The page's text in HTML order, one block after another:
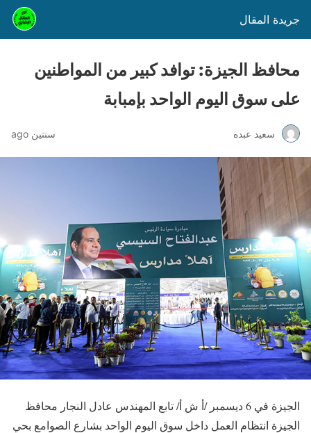
جريدة المقال
محافظ الجيزة: توافد كبير من المواطنين
على سوق اليوم الواحد بإمبابة
سعيد عبده سنتين ago
الجيزة في 6 ديسمبر /أ ش أ/ تابع المهندس عادل النجار محافظ
الجيزة انتظام العمل داخل سوق اليوم الواحد بشارع الصوامع بحي